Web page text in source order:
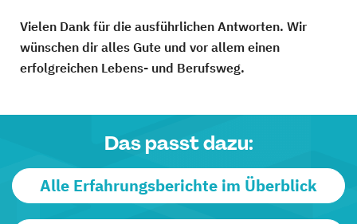
Vielen Dank für die ausführlichen Antworten. Wir
wünschen dir alles Gute und vor allem einen
erfolgreichen Lebens- und Berufsweg.
Das passt dazu:
Alle Erfahrungsberichte im Überblick